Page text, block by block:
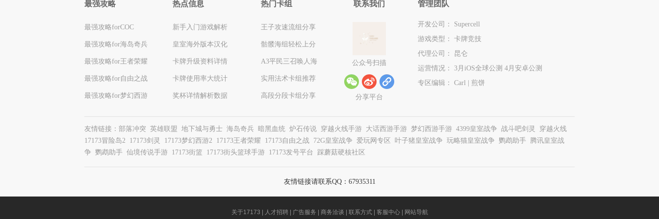
最强攻略
最强攻略forCOC
最强攻略for海岛奇兵
最强攻略for王者荣耀
最强攻略for自由之战
最强攻略for梦幻西游
热点信息
新手入门游戏解析
皇室海外版本汉化
卡牌升级资料详情
卡牌使用率大统计
奖杯详情解析数据
热门卡组
王子攻速流组分享
骷髅海组轻松上分
A3平民三召唤人海
实用法术卡组推荐
高段分段卡组分享
联系我们
公众号扫描
w t l
分享平台
管理团队
开发公司： Supercell
游戏类型： 卡牌竞技
代理公司： 昆仑
运营情况： 3月iOS全球公测 4月安卓公测
专区编辑： Carl | 煎饼
友情链接： 部落冲突 英雄联盟 地下城与勇士 海岛奇兵 暗黑血统 炉石传说 穿越火线手游 大话西游手游 梦幻西游手游 4399皇室战争 战斗吧剑灵
穿越火线
17173冒险岛2
17173剑灵 17173梦幻西游2 17173王者荣耀 17173自由之战 72G皇室战争 爱玩网专区 叶子猪皇室战争 玩略猫皇室战争 鹦鹉助手 腾讯皇室战
争
鹦鹉助手 仙境传说手游 17173街篮 17173街头篮球手游 17173发号平台 踩蘑菇硬核社区
友情链接请联系QQ：67935311
关于17173 人才招聘| 广告服务 商务洽谈 联系方式| 客服中心| 网站导航